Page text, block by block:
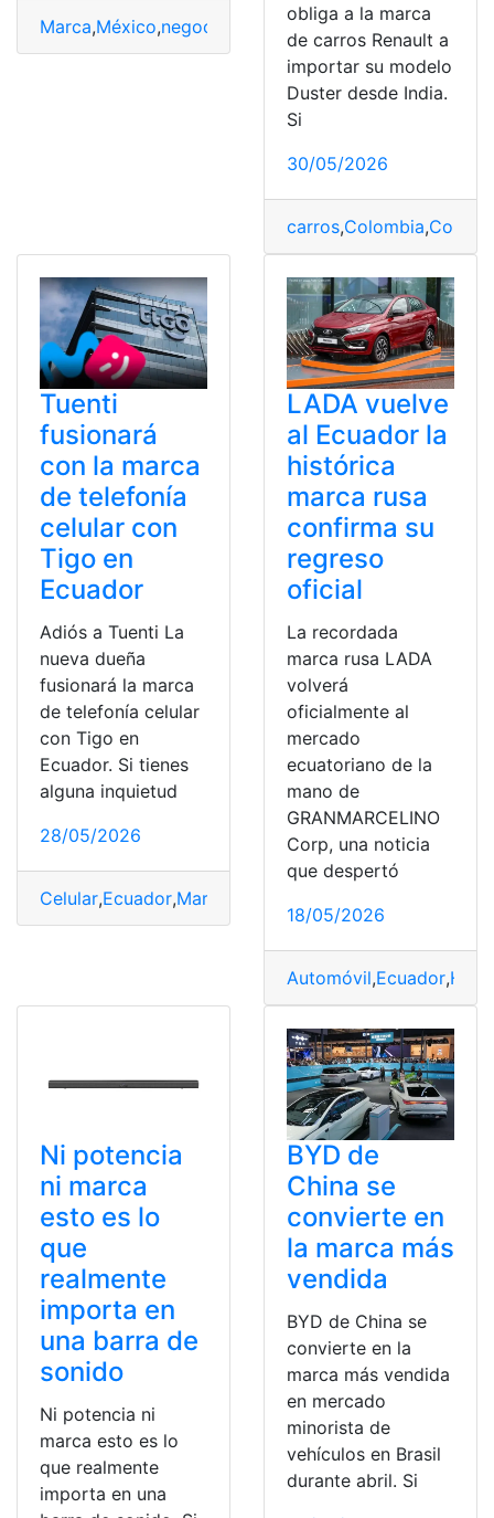
Marca,México,negocio Registro,trámite
obliga a la marca
de carros Renault a
importar su modelo
Duster desde India.
Si
30/05/2026
carros,Colombia,
Tuenti
fusionará
con la marca
de telefonía
celular con
Tigo en
Ecuador
Adiós a Tuenti La
nueva dueña
fusionará la marca
de telefonía celular
con Tigo en
Ecuador. Si tienes
alguna inquietud
28/05/2026
Celular,Ecuador,Marca
LADA vuelve
al Ecuador la
histórica
marca rusa
confirma su
regreso
oficial
La recordada
marca rusa LADA
volverá
oficialmente al
mercado
ecuatoriano de la
mano de
GRANMARCELINO
Corp, una noticia
que despertó
18/05/2026
Automóvil,Ecuador,
Ni potencia
ni marca
esto es lo
que
realmente
importa en
una barra de
sonido
Ni potencia ni
marca esto es lo
que realmente
importa en una
BYD de
China se
convierte en
la marca más
vendida
BYD de China se
convierte en la
marca más vendida
en mercado
minorista de
vehículos en Brasil
durante abril. Si